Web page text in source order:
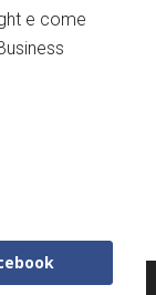
e come